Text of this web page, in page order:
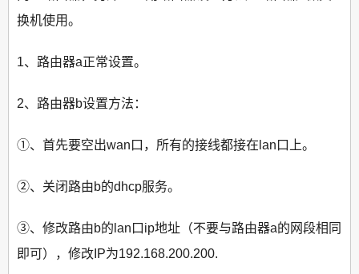
换机使用。
1、路由器a正常设置。
2、路由器b设置方法：
①、首先要空出wan口，所有的接线都接在lan口上。
②、关闭路由b的dhcp服务。
③、修改路由b的lan口ip地址（不要与路由器a的网段相同
即可），修改IP为192.168.200.200.